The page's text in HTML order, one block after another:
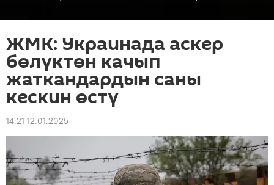
ЖМК: Украинада аскер
бөлүктөн качып
жаткандардын саны
кескин өстү
14:21 12.01.2025